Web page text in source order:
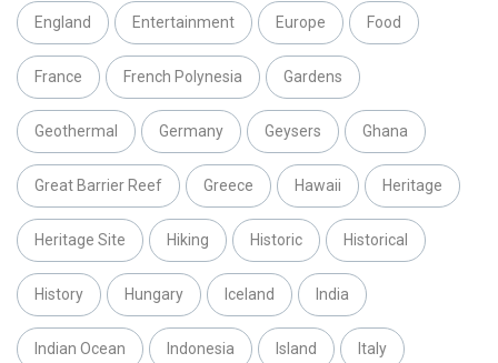
England Entertainment Europe Food
France French Polynesia Gardens
Geothermal Germany Geysers Ghana
Great Barrier Reef Greece Hawaii Heritage
Heritage Site Hiking Historic Historical
History Hungary Iceland India
Indian Ocean Indonesia Island Italy